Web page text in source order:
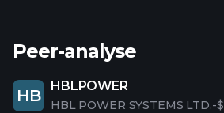
Peer-analyse
HB
HBLPOWER
HBL POWER SYSTEMS LTD.-$